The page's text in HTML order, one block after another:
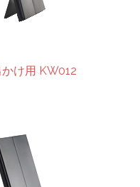
け用 KW012